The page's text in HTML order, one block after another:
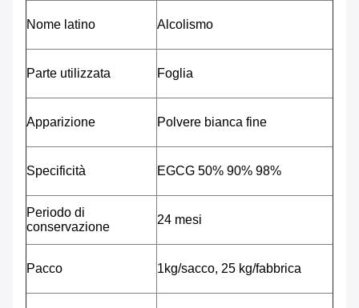
Nome latino Alcolismo
Parte utilizzata Foglia
Apparizione Polvere bianca fine
Specificità EGCG 50% 90% 98%
Periodo di
conservazione
24 mesi
Pacco 1kg/sacco, 25 kg/fabbrica